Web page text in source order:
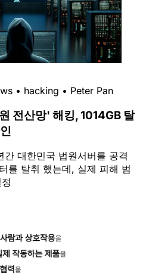
• hacking • Peter Pan
전산망' 해킹, 1014GB 탈
간 대한민국 법원서버를 공격
를 탈취 했는데, 실제 피해 범